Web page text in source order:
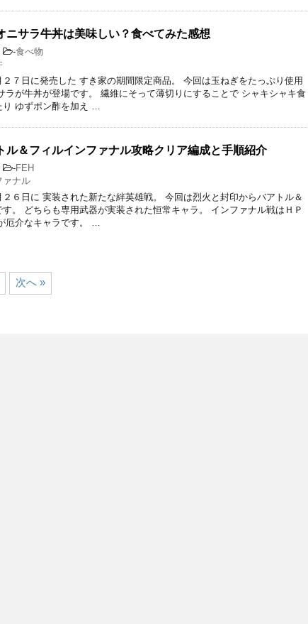
ニサラ牛丼は美味しい？食べてみた感想
-食べ物
２７日に発売した すき家の期間限定商品。 今回は玉ねぎをたっぷり使用
ラが牛丼が登場です。 繊維にそって薄切りにすることで シャキシャキ食
り ゆずポン酢を加え …
ル＆フィルインファナル攻略クリア編成と手順紹介
-FEH
ァナル
２６日に 実装された新たな絆英雄戦。 今回は烈火と封印からバアトル＆
す。 どちらも専用武器が実装された恒常キャラ。 インファナル戦はＨＰ
厄介なキャラです。 …
次へ »